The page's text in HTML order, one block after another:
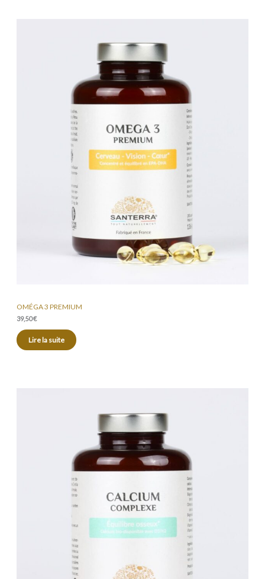
OMÉGA 3 PREMIUM
39,50€
Lire la suite